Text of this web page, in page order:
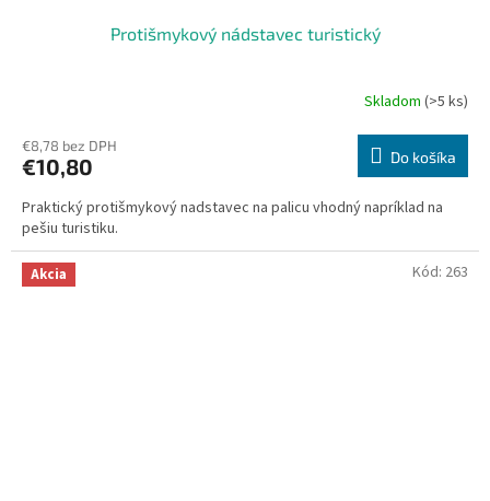
Protišmykový nádstavec turistický
Skladom (>5 ks)
€8,78 bez DPH
€10,80 Do košíka
Praktický protišmykový nadstavec na palicu vhodný napríklad na
pešiu turistiku.
Akcia Kód: 263